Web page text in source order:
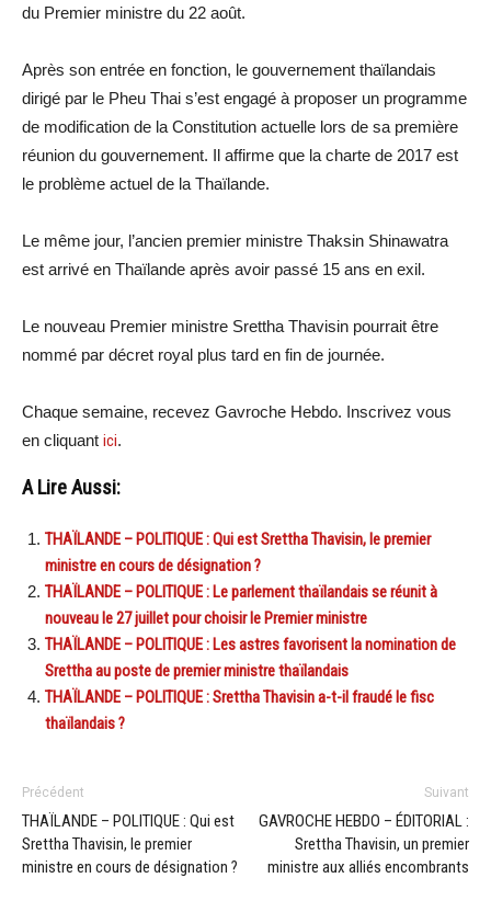
du Premier ministre du 22 août.
Après son entrée en fonction, le gouvernement thaïlandais
dirigé par le Pheu Thai s’est engagé à proposer un programme
de modification de la Constitution actuelle lors de sa première
réunion du gouvernement. Il affirme que la charte de 2017 est
le problème actuel de la Thaïlande.
Le même jour, l’ancien premier ministre Thaksin Shinawatra
est arrivé en Thaïlande après avoir passé 15 ans en exil.
Le nouveau Premier ministre Srettha Thavisin pourrait être
nommé par décret royal plus tard en fin de journée.
Chaque semaine, recevez Gavroche Hebdo. Inscrivez vous
en cliquant ici.
A Lire Aussi:
THAÏLANDE – POLITIQUE : Qui est Srettha Thavisin, le premier
ministre en cours de désignation ?
THAÏLANDE – POLITIQUE : Le parlement thaïlandais se réunit à
nouveau le 27 juillet pour choisir le Premier ministre
THAÏLANDE – POLITIQUE : Les astres favorisent la nomination de
Srettha au poste de premier ministre thaïlandais
THAÏLANDE – POLITIQUE : Srettha Thavisin a-t-il fraudé le fisc
thaïlandais ?
Précédent
THAÏLANDE – POLITIQUE : Qui est
Srettha Thavisin, le premier
ministre en cours de désignation ?
Suivant
GAVROCHE HEBDO – ÉDITORIAL :
Srettha Thavisin, un premier
ministre aux alliés encombrants